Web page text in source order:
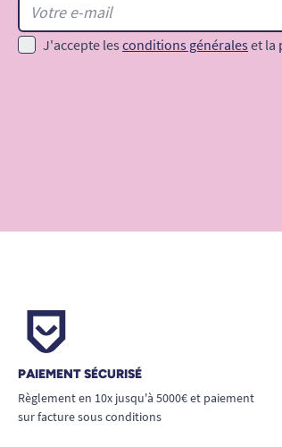
J'accepte les conditions générales et la
PAIEMENT SÉCURISÉ
Règlement en 10x jusqu'à 5000€ et paiement
sur facture sous conditions